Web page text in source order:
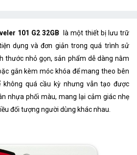
101 G2 32GB là một thiết bị lưu trữ
dụng và đơn giản trong quá trình sử
thước nhỏ gọn, sản phẩm dễ dàng nằm
gắn kèm móc khóa để mang theo bên
không quá cầu kỳ nhưng vẫn tạo được
nhựa phối màu, mang lại cảm giác nhẹ
đối tượng người dùng khác nhau.